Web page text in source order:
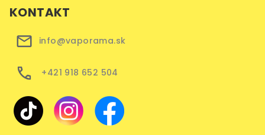
KONTAKT
info@vaporama.sk
+421 918 652 504